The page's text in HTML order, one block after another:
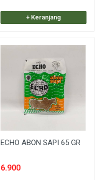
+ Keranjang
ECHO ABON SAPI 65 GR
6.900